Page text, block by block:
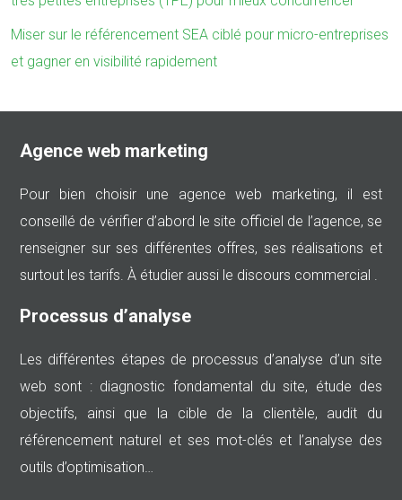
Miser sur le référencement SEA ciblé pour micro-entreprises
et gagner en visibilité rapidement
Agence web marketing
Pour bien choisir une agence web marketing, il est
conseillé de vérifier d’abord le site officiel de l’agence, se
renseigner sur ses différentes offres, ses réalisations et
surtout les tarifs. À étudier aussi le discours commercial .
Processus d’analyse
Les différentes étapes de processus d’analyse d’un site
web sont : diagnostic fondamental du site, étude des
objectifs, ainsi que la cible de la clientèle, audit du
référencement naturel et ses mot-clés et l’analyse des
outils d’optimisation…